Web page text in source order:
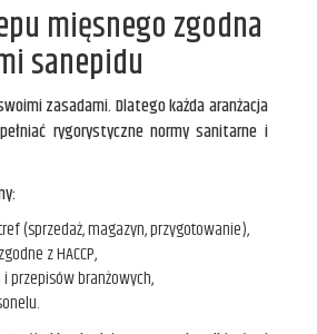
mięsnego zgodna
sanepidu
zasadami. Dlatego każda aranżacja
rygorystyczne normy sanitarne i
(sprzedaż, magazyn, przygotowanie),
z HACCP,
przepisów branżowych,